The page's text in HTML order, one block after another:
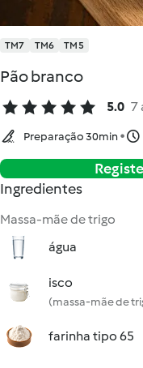
TM7 TM6 TM5
Pão branco
5.0 7
Preparação 30min
Ingredientes
Massa-mãe de trigo
água
isco
(massa-mãe de
farinha tipo 65